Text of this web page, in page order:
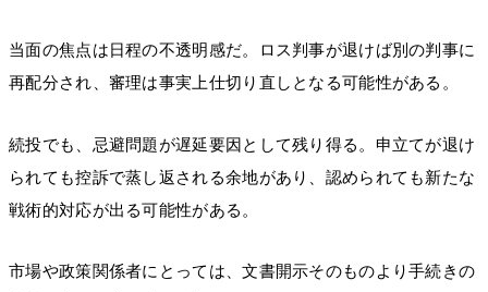
当面の焦点は日程の不透明感だ。ロス判事が退けば別の判事に
再配分され、審理は事実上仕切り直しとなる可能性がある。
続投でも、忌避問題が遅延要因として残り得る。申立てが退け
られても控訴で蒸し返される余地があり、認められても新たな
戦術的対応が出る可能性がある。
市場や政策関係者にとっては、文書開示そのものより手続きの